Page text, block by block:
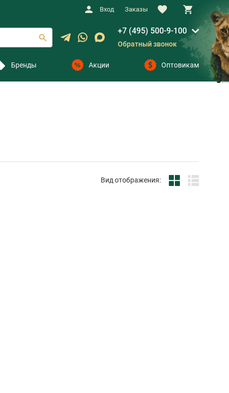
Вход Заказы
+7 (495) 500-9-100
Обратный звонок
Бренды Акции Оптовикам
Вид отображения: